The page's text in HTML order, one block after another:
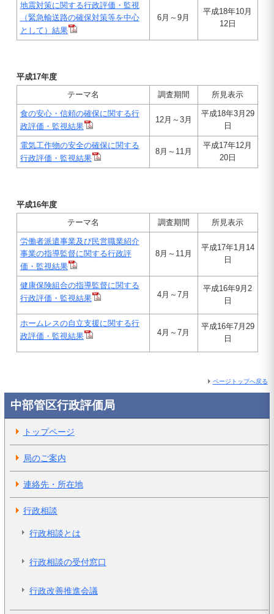
地震対策に関する行政評価・監視
（緊急輸送路の確保対策等を中心
として）結果
6月～9月
平成18年10月
12日
平成17年度
テーマ名
調査期間 所見表示
食の安心・信頼の確保に関する行
政評価・監視結果
12月～3月
平成18年3月29
日
電気工作物の安全の確保に関する
行政評価・監視結果
8月～11月
平成17年12月
20日
平成16年度
テーマ名
調査期間 所見表示
労働者派遣事業及び民営職業紹介
事業の指導監督に関する行政評
価・監視結果
8月～11月
平成17年1月14
日
健康保険組合の指導監督に関する
行政評価 ・監視結果 4月～7月
平成16年9月2
日
ホームレスの自立支援に関する行
政評価・ 監視結果 4月～7月
平成16年7月29
日
ページトップへ戻る
中部管区行政評価局
トップページ
局のご案内
連絡先・所在地
行政相談
行政相談とは
行政相談の受付窓口
行政改善推進会議